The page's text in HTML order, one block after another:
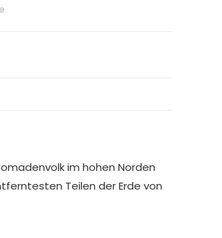
im hohen Norden
Teilen der Erde von